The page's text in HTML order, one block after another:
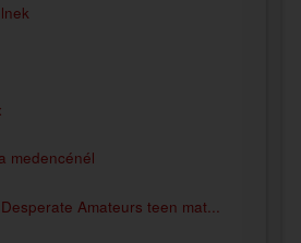
medencénél
Amateurs teen mat...